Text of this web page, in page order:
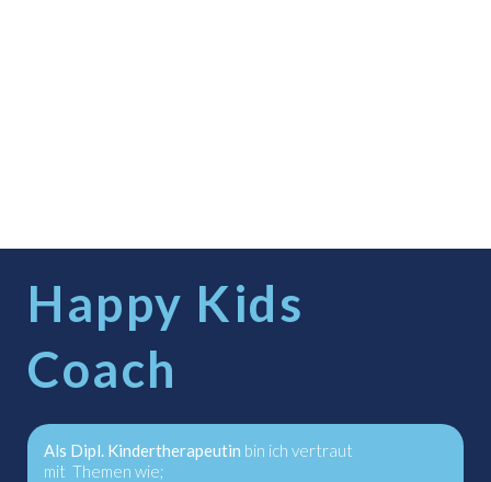
Happy Kids
Coach
Als Dipl. Kindertherapeutin bin ich vertraut
mit Themen wie;